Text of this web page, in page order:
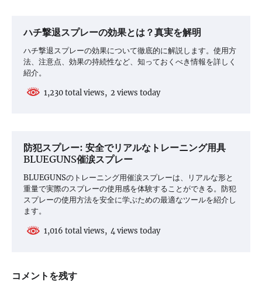
ハチ撃退スプレーの効果とは？真実を解明
ハチ撃退スプレーの効果について徹底的に解説します。使用方
法、注意点、効果の持続性など、知っておくべき情報を詳しく
紹介。
1,230 total views, 2 views today
防犯スプレー: 安全でリアルなトレーニング用具
BLUEGUNS催涙スプレー
BLUEGUNSのトレーニング用催涙スプレーは、リアルな形と
重量で実際のスプレーの使用感を体験することができる。防犯
スプレーの使用方法を安全に学ぶための最適なツールを紹介し
ます。
1,016 total views, 4 views today
コメントを残す